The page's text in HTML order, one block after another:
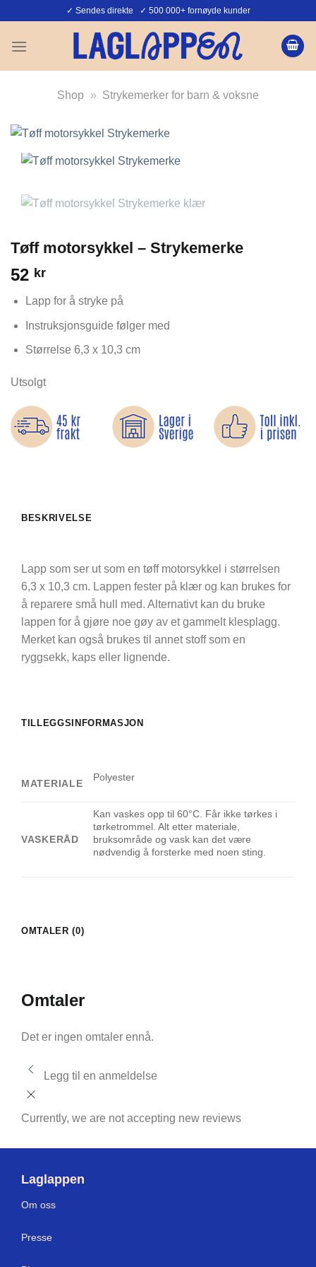
content
✓ Sendes direkte ✓ 500 000+ fornøyde kunder
Shop » Strykemerker for barn & voksne
Tøff motorsykkel – Strykemerke
52 kr
Lapp for å stryke på
Instruksjonsguide følger med
Størrelse 6,3 x 10,3 cm
Utsolgt
BESKRIVELSE
Lapp som ser ut som en tøff motorsykkel i størrelsen
6,3 x 10,3 cm. Lappen fester på klær og kan brukes for
å reparere små hull med. Alternativt kan du bruke
lappen for å gjøre noe gøy av et gammelt klesplagg.
Merket kan også brukes til annet stoff som en
ryggsekk, kaps eller lignende.
TILLEGGSINFORMASJON
MATERIALE
Polyester
VASKERÅD
Kan vaskes opp til 60°C. Får ikke tørkes i
tørketrommel. Alt etter materiale,
bruksområde og vask kan det være
nødvendig å forsterke med noen sting.
OMTALER (0)
Omtaler
Det er ingen omtaler ennå.
Legg til en anmeldelse
Currently, we are not accepting new reviews
Laglappen
Om oss
Presse